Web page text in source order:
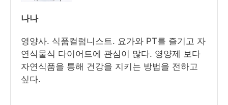
나나
영양사. 식품컬럼니스트. 요가와 PT를 즐기고 자
연식물식 다이어트에 관심이 많다. 영양제 보다
자연식품을 통해 건강을 지키는 방법을 전하고
싶다.